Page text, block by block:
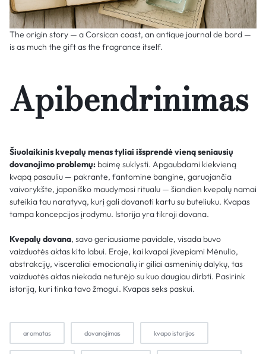
The origin story — a Corsican coast, an antique journal de bord —
is as much the gift as the fragrance itself.
Apibendrinimas
Šiuolaikinis kvepalų menas tyliai išsprendė vieną seniausių
dovanojimo problemų: baimę suklysti. Apgaubdami kiekvieną
kvapą pasauliu — pakrante, fantomine bangine, garuojančia
vaivorykšte, japoniško maudymosi ritualu — šiandien kvepalų namai
suteikia tau naratyvą, kurį gali dovanoti kartu su buteliuku. Kvapas
tampa koncepcijos įrodymu. Istorija yra tikroji dovana.
Kvepalų dovana, savo geriausiame pavidale, visada buvo
vaizduotės aktas kito labui. Eroje, kai kvapai įkvepiami Mėnulio,
abstrakcijų, visceraliai emocionalių ir giliai asmeninių dalykų, tas
vaizduotės aktas niekada neturėjo su kuo daugiau dirbti. Pasirink
istoriją, kuri tinka tavo žmogui. Kvapas seks paskui.
aromatas dovanojimas kvapo istorijos